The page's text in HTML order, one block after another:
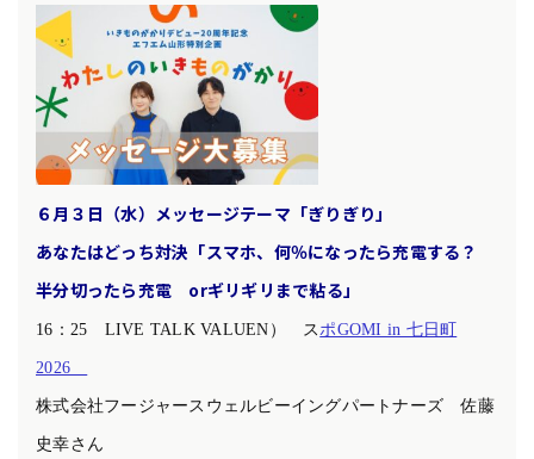
６月３日（水）メッセージテーマ「ぎりぎり」
あなたはどっち対決「スマホ、何％になったら充電する？
半分切ったら充電 orギリギリまで粘る」
16：25 LIVE TALK VALUEN） ス ポGOMI in 七日町
2026
株式会社フージャースウェルビーイングパートナーズ 佐藤
史幸さん